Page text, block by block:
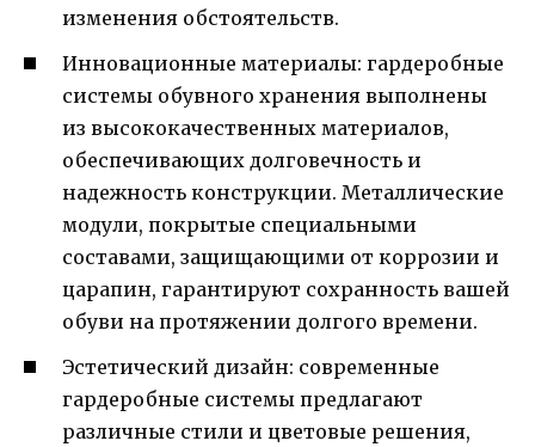
изменения обстоятельств.
Инновационные материалы: гардеробные
системы обувного хранения выполнены
из высококачественных материалов,
обеспечивающих долговечность и
надежность конструкции. Металлические
модули, покрытые специальными
составами, защищающими от коррозии и
царапин, гарантируют сохранность вашей
обуви на протяжении долгого времени.
Эстетический дизайн: современные
гардеробные системы предлагают
различные стили и цветовые решения,